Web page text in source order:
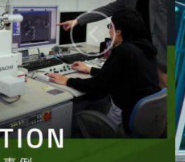
リ
ッ
で
フ
ッ
タ
コ
ン
テ